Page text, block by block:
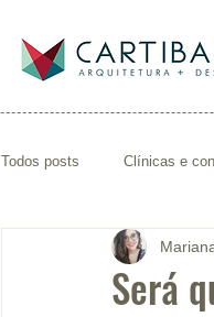
Todos posts Clínicas e
arquiteto de saúde
Será